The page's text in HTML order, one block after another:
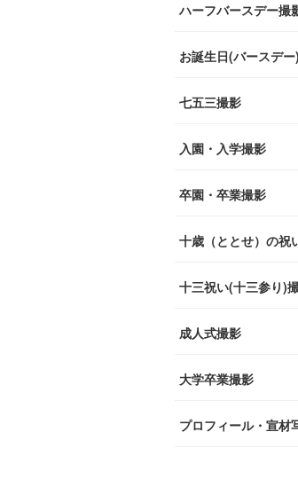
ハーフバースデー撮
お誕生日(バースデ
七五三撮影
入園・入学撮影
卒園・卒業撮影
十歳（ととせ）の祝
十三祝い(十三参り)
成人式撮影
大学卒業撮影
プロフィール・宣材